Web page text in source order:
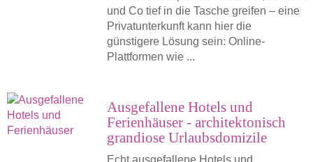
und Co tief in die Tasche greifen – eine
Privatunterkunft kann hier die
günstigere Lösung sein: Online-
Plattformen wie ...
Ausgefallene Hotels und
Ferienhäuser - architektonisch
grandiose Urlaubsdomizile
Echt ausgefallene Hotels und